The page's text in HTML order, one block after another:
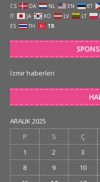
CS
DA NL EN ET
IT
JA KO LV LT
ES
TH TR
İzmir haberleri
ARALIK 2025
P
S Ç
1
2 3
8
9 10